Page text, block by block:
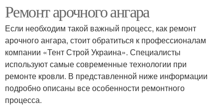
Ремонт арочного ангара
Если необходим такой важный процесс, как ремонт
арочного ангара, стоит обратиться к профессионалам
компании «Тент Строй Украина». Специалисты
используют самые современные технологии при
ремонте кровли. В представленной ниже информации
подробно описаны все особенности ремонтного
процесса.